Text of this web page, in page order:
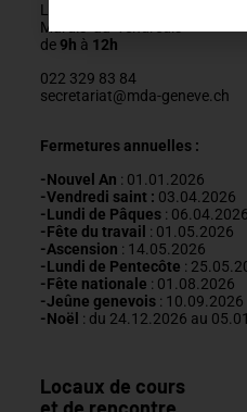
Lundis fermés
Mardis au vendredis
de9h à 12h
022 329 83 84
secretariat@mda-geneve.ch
Fermetures annuelles :
-Nouvel An : 01.01.2026
-Vendredi saint : 03.04.2026
-Lundi de Pâques: 06.04.2026
-Fête du travail : 01 .05.2026
-Ascension : 14.05.2026
-Lundi de Pentecôte :
-Fête nationale : 01.08.2026
-Jeûne genevois: 10.09.2026
-Noël : du 24.12.2026 au
Locaux de cours